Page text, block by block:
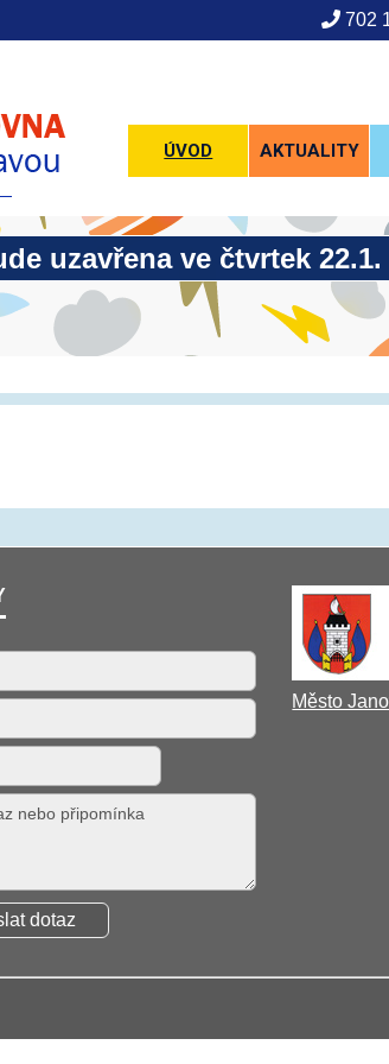
702
ÚVOD AKTUALITY
uzavřena ve čtvrtek
Město